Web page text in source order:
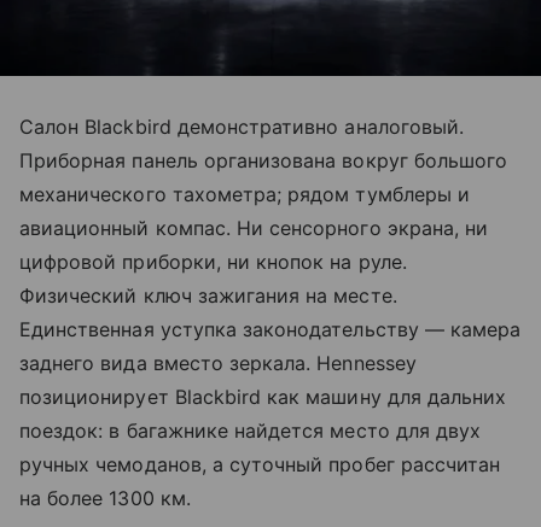
Салон Blackbird демонстративно аналоговый.
Приборная панель организована вокруг большого
механического тахометра; рядом тумблеры и
авиационный компас. Ни сенсорного экрана, ни
цифровой приборки, ни кнопок на руле.
Физический ключ зажигания на месте.
Единственная уступка законодательству — камера
заднего вида вместо зеркала. Hennessey
позиционирует Blackbird как машину для дальних
поездок: в багажнике найдется место для двух
ручных чемоданов, а суточный пробег рассчитан
на более 1300 км.